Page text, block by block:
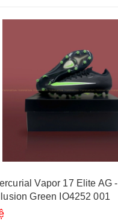
Vapor 17 Elite AG -
Green IO4252 001